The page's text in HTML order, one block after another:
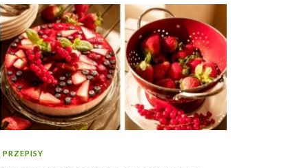
PRZEPISY